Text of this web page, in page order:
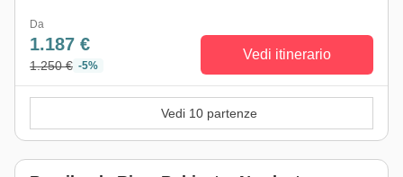
Da
1.187 €
1.250 € -5%
Vedi itinerario
Vedi 10 partenze